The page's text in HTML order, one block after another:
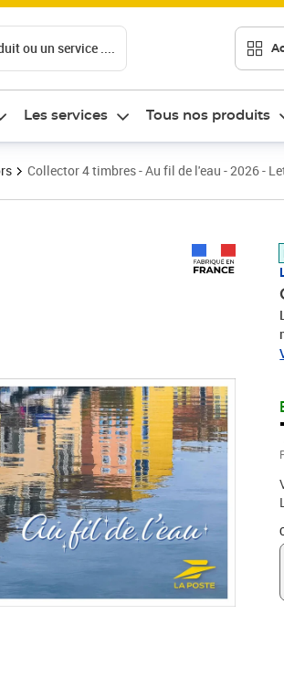
ou un service ....
Les services Tous nos produits
Collector 4 timbres - Au fil de l'eau - 2026 -